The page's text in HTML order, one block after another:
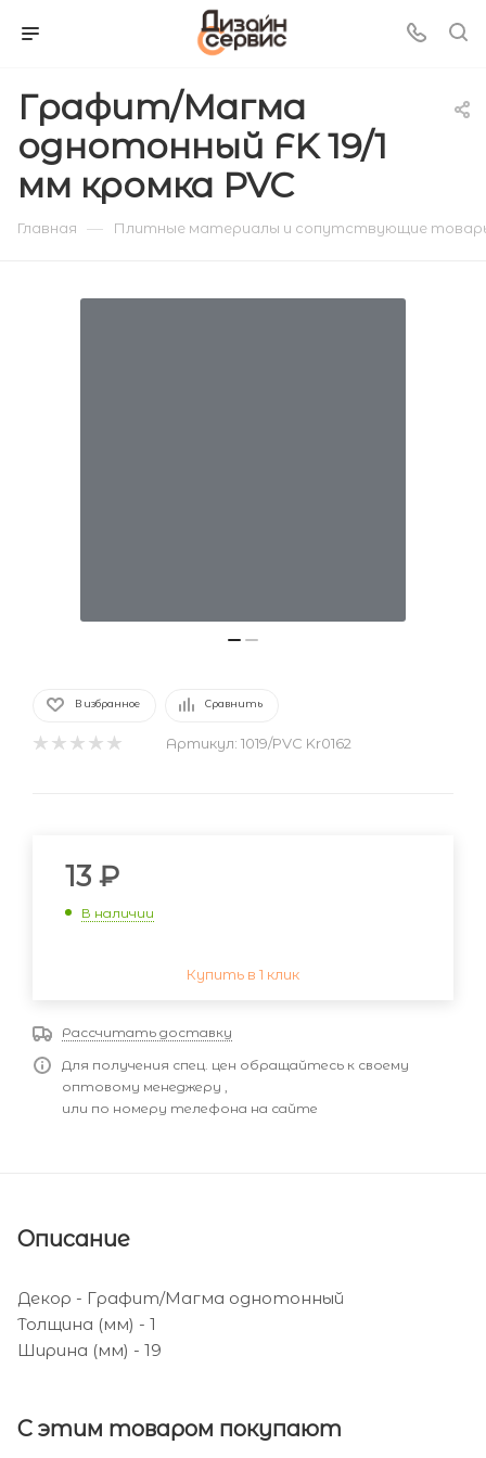
Графит/Магма
однотонный FK 19/1
мм кромка PVC
Главная — Плитные материалы и сопутствующие
В избранное Сравнить
Артикул: 1019/PVC Kr0162
13 ₽
В наличии
Купить в 1 клик
Рассчитать доставку
Для получения спец. цен обращайтесь к своему
оптовому менеджеру ,
или по номеру телефона на сайте
Описание
Декор - Графит/Магма однотонный
Толщина (мм) - 1
Ширина (мм) - 19
С этим товаром покупают